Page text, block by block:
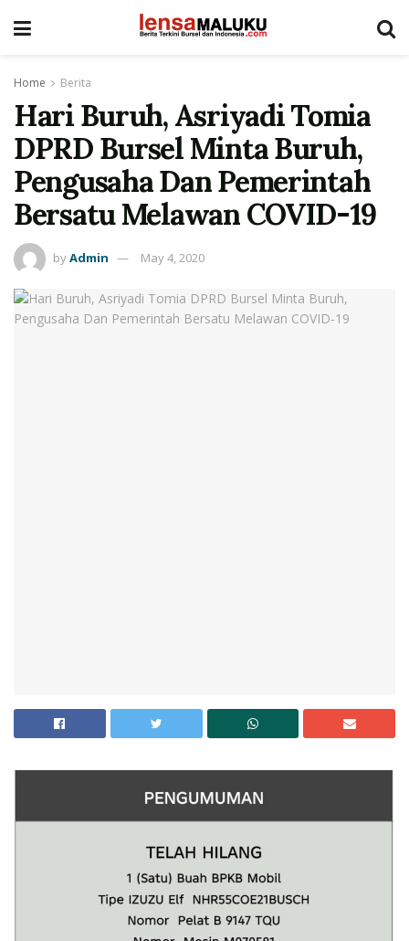
Home Berita
Hari Buruh, Asriyadi Tomia
DPRD Bursel Minta Buruh,
Pengusaha Dan Pemerintah
Bersatu Melawan COVID-19
byAdmin May 4, 2020